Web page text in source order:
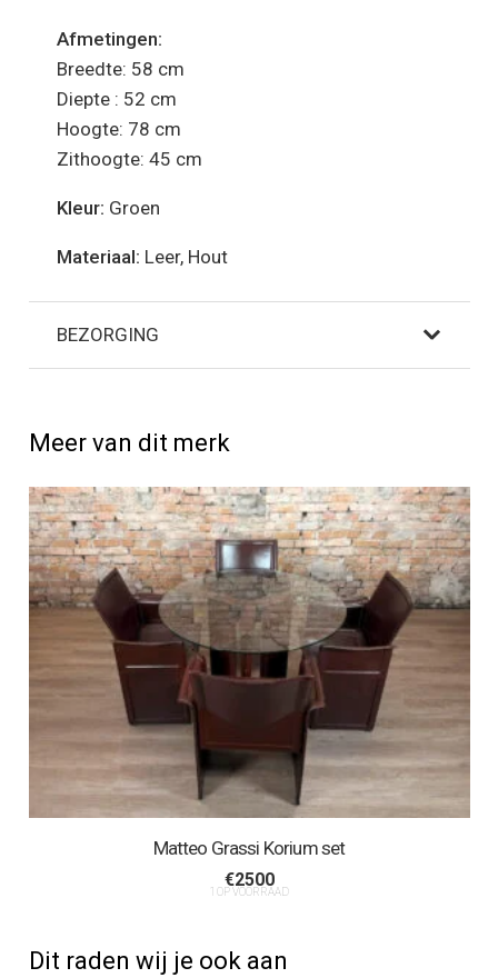
Afmetingen:
Breedte: 58 cm
Diepte : 52 cm
Hoogte: 78 cm
Zithoogte: 45 cm
Kleur: Groen
Materiaal: Leer, Hout
BEZORGING
Meer van dit merk
Matteo Grassi Korium set
€2500
1 OP VOORRAAD
Dit raden wij je ook aan